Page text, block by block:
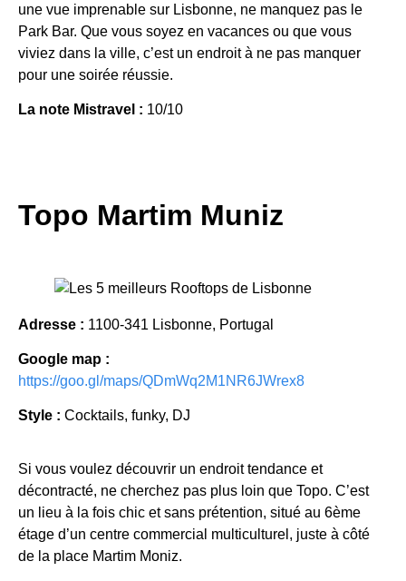
une vue imprenable sur Lisbonne, ne manquez pas le
Park Bar. Que vous soyez en vacances ou que vous
viviez dans la ville, c’est un endroit à ne pas manquer
pour une soirée réussie.
La note Mistravel : 10/10
Topo Martim Muniz
Adresse : 1100-341 Lisbonne, Portugal
Google map :
https://goo.gl/maps/QDmWq2M1NR6JWrex8
Style : Cocktails, funky, DJ
Si vous voulez découvrir un endroit tendance et
décontracté, ne cherchez pas plus loin que Topo. C’est
un lieu à la fois chic et sans prétention, situé au 6ème
étage d’un centre commercial multiculturel, juste à côté
de la place Martim Moniz.